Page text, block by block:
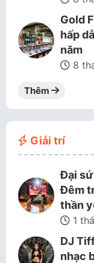
Gold
hấp
năm
8
Thêm
Giải trí
Đại
Đêm
thần
1
DJ
nhạc